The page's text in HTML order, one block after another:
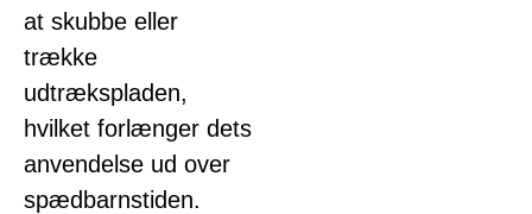
at skubbe eller
trække
udtrækspladen,
hvilket forlænger dets
anvendelse ud over
spædbarnstiden.